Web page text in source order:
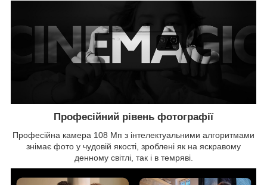
Професійний рівень фотографії
Професійна камера 108 Мп з інтелектуальними алгоритмами
знімає фото у чудовій якості, зроблені як на яскравому
денному світлі, так і в темряві.